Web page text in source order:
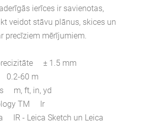
ierīces ir savienotas,
veidot stāvu plānus, skices un
precīziem mērījumiem.
± 1.5 mm
0.2-60 m
m, ft, in, yd
TM Ir
IR - Leica Sketch un Leica